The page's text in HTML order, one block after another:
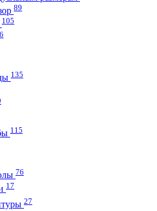
89
105
6
135
115
76
17
27